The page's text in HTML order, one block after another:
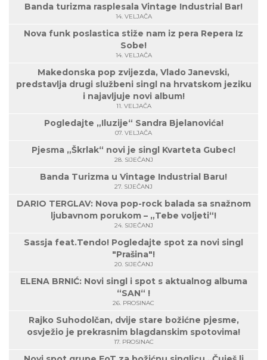
Banda turizma rasplesala Vintage Industrial Bar!
14. VELJAČA
Nova funk poslastica stiže nam iz pera Repera Iz
Sobe!
14. VELJAČA
Makedonska pop zvijezda, Vlado Janevski,
predstavlja drugi službeni singl na hrvatskom jeziku
i najavljuje novi album!
11. VELJAČA
Pogledajte „Iluzije“ Sandra Bjelanovića!
07. VELJAČA
Pjesma „Škrlak“ novi je singl Kvarteta Gubec!
28. SIJEČANJ
Banda Turizma u Vintage Industrial Baru!
27. SIJEČANJ
DARIO TERGLAV: Nova pop-rock balada sa snažnom
ljubavnom porukom – „Tebe voljeti“!
24. SIJEČANJ
Sassja feat.Tendo! Pogledajte spot za novi singl
"Prašina"!
20. SIJEČANJ
ELENA BRNIĆ: Novi singl i spot s aktualnog albuma
“SAN“ !
26. PROSINAC
Rajko Suhodolčan, dvije stare božićne pjesme,
osvježio je prekrasnim blagdanskim spotovima!
17. PROSINAC